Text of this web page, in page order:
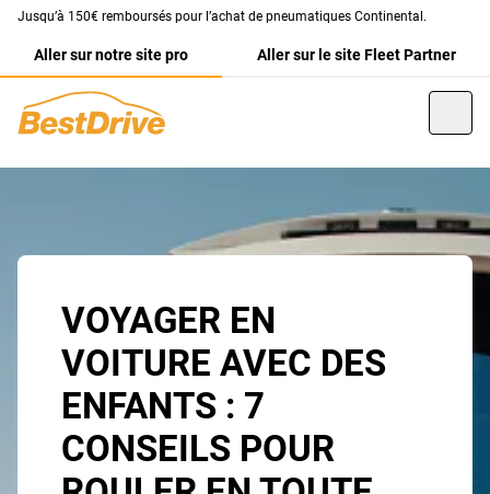
Jusqu’à 150€ remboursés pour l’achat de pneumatiques Continental.
Aller sur notre site pro Aller sur le site Fleet Partner
VOYAGER EN
VOITURE AVEC DES
ENFANTS : 7
CONSEILS POUR